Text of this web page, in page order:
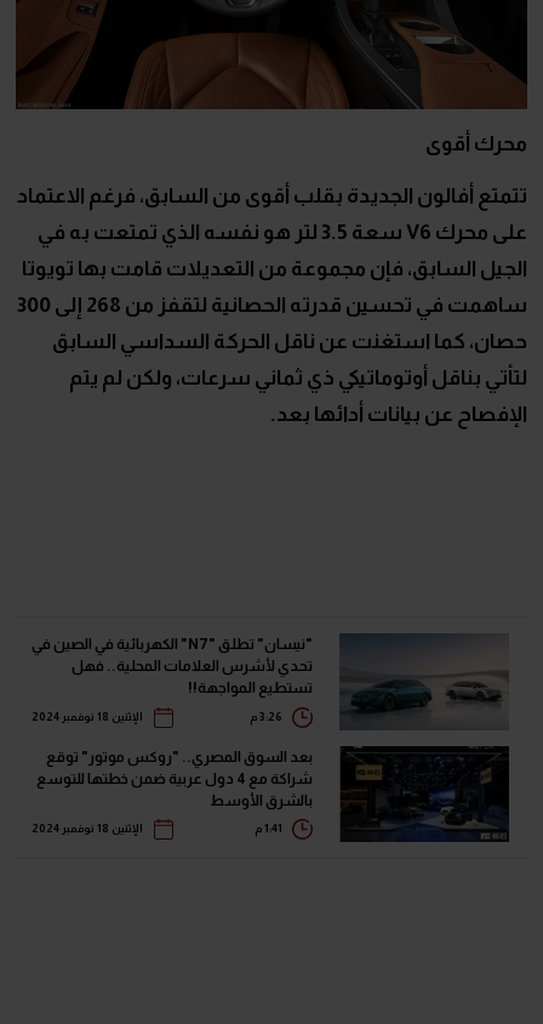
محرك أقوى
تتمتع أفالون الجديدة بقلب أقوى من السابق، فرغم الاعتماد
على محرك V6
سعة 3.5 لتر هو نفسه الذي تمتعت به في
الجيل السابق، فإن مجموعة من التعديلات قامت بها تويوتا
ساهمت في تحسين قدرته الحصانية لتقفز من 268 إلى 300
حصان، كما استغنت عن ناقل الحركة السداسي السابق
لتأتي بناقل أوتوماتيكي ذي ثماني سرعات، ولكن لم يتم
الإفصاح عن بيانات أدائها بعد.
"نيسان" تطلق "N7" الكهربائية في الصين في
تحدي لأشرس العلامات المحلية.. فهل
تستطيع المواجهة!!
الإثنين 18 نوفمبر 2024
بعد السوق المصري.. "روكس موتور" توقع
شراكة مع 4 دول عربية ضمن خطتها للتوسع
بالشرق الأوسط
الإثنين 18 نوفمبر 2024